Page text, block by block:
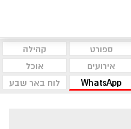
ספורט
קהילה
אירועים
אוכל
WhatsApp לוח באר שבע